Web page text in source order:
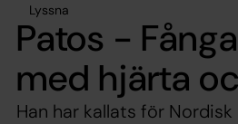
Lyssna
Patos -
med hjärta
Han har kallats för